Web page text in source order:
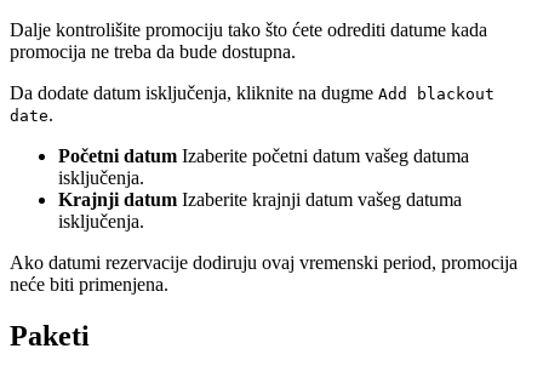
Dalje kontrolišite promociju tako što ćete odrediti datume kada
promocija ne treba da bude dostupna.
Da dodate datum isključenja, kliknite na dugme Add blackout
date.
Početni datum Izaberite početni datum vašeg datuma
isključenja.
Krajnji datum Izaberite krajnji datum vašeg datuma
isključenja.
Ako datumi rezervacije dodiruju ovaj vremenski period, promocija
neće biti primenjena.
Paketi